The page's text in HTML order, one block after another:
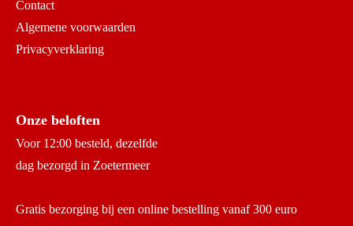
Contact
Algemene voorwaarden
Privacyverklaring
Onze beloften
Voor 12:00 besteld, dezelfde
dag bezorgd in Zoetermeer
Gratis bezorging bij een online bestelling vanaf 300 euro